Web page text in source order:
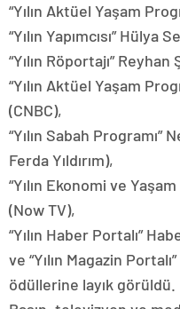
“Yılın Aktüel Yaşam
“Yılın Yapımcısı” Hülya
“Yılın Röportajı”
“Yılın Aktüel Yaşam
(CNBC),
“Yılın Sabah
Ferda Yıldırım),
“Yılın Ekonomi ve
(Now TV),
“Yılın Haber Portalı”
ve “Yılın Magazin
ödüllerine layık görüldü.